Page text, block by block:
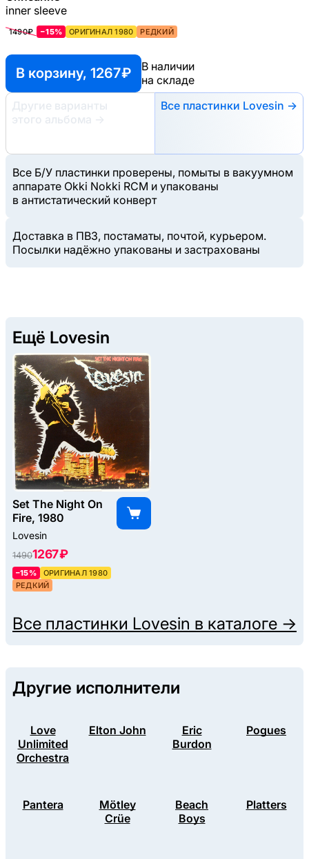
inner sleeve
1490₽ −15% ОРИГИНАЛ 1980 РЕДКИЙ
В корзину, 1267 ₽
В наличии
на складе
Другие варианты
этого альбома
→
Все пластинки Lovesin →
Все Б/У пластинки проверены, помыты в вакуумном
аппарате Okki Nokki RCM и упакованы
в антистатический конверт
Доставка в ПВЗ, постаматы, почтой, курьером.
Посылки надёжно упакованы и застрахованы
Ещё Lovesin
Set The Night On
Fire, 1980
Lovesin
14901267 ₽
–15%
ОРИГИНАЛ 1980
РЕДКИЙ
Все пластинки Lovesin в каталоге →
Другие исполнители
Love
Unlimited
Orchestra
Elton John
Eric
Burdon
Pogues
Pantera
Mötley
Crüe
Beach
Boys
Platters